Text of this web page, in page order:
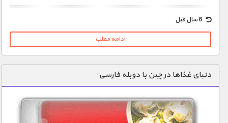
ادامه مطلب
دنیای غذاها در چین با دوبله فارسی